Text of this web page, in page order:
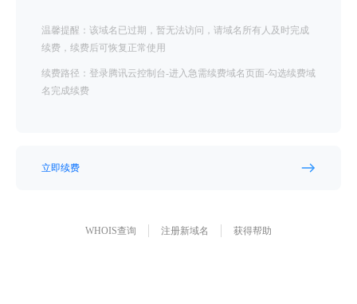
温馨提醒：该域名已过期，暂无法访问，请域名所有人及时完成
续费，续费后可恢复正常使用
续费路径：登录腾讯云控制台-进入急需续费域名页面-勾选续费域
名完成续费
立即续费
WHOIS查询 注册新域名 获得帮助